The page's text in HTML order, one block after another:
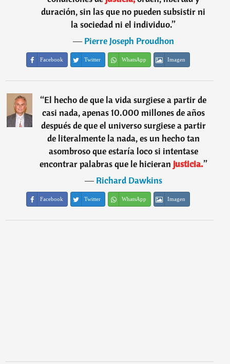
duración, sin las que no pueden subsistir ni
la sociedad ni el individuo.”
―Pierre Joseph Proudhon
Facebook Twitter WhatsApp Imagen
“El hecho de que la vida surgiese a partir de
casi nada, apenas 10.000 millones de años
después de que el universo surgiese a partir
de literalmente la nada, es un hecho tan
asombroso que estaría loco si intentase
encontrar palabras que le hicieran justicia.”
―Richard Dawkins
Facebook Twitter WhatsApp Imagen